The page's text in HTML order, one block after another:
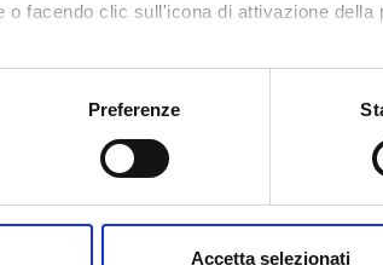
o facendo clic sull'icona di attivazione della
anche:
sulla tua posizione geografica, con
in qualsiasi momento dalla
Preferenze
Accetta selezionati